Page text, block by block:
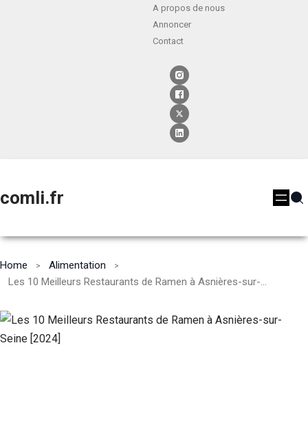
A propos de nous
Annoncer
Contact
comli.fr
Home
Alimentation
Les 10 Meilleurs Restaurants de Ramen à Asnières-sur-Seine [2024]